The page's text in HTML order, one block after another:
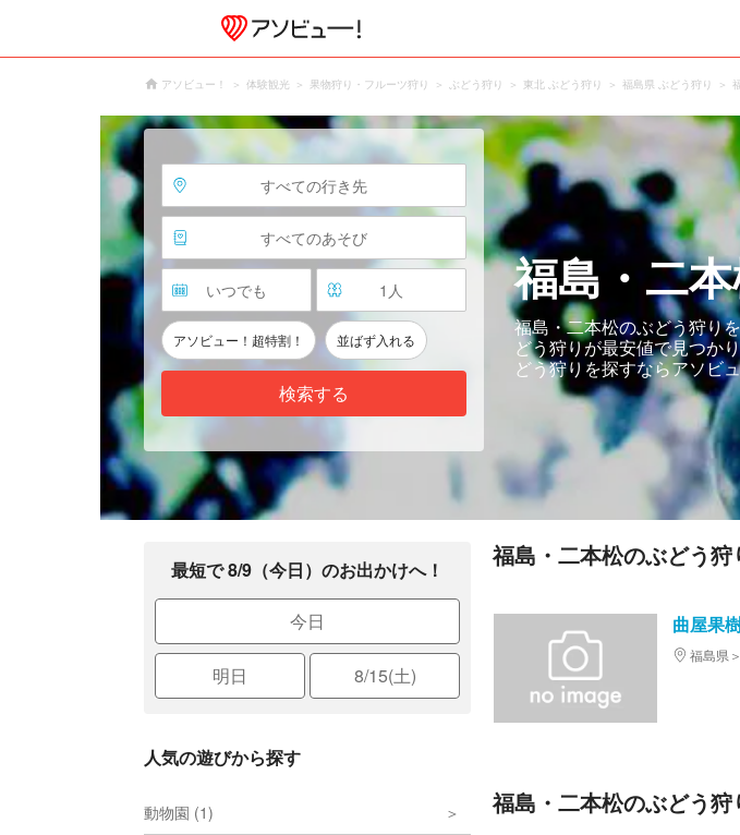
アソビュー！ 体験観光 果物狩り・フルーツ狩り ぶどう狩り 東北 ぶどう狩り 福島県 ぶどう狩り
すべての行き先
すべてのあそび
いつでも 1 人
アソビュー！超特割！ 並ばず入れる
検索する
福島・二
福島・二本松のぶどう狩り
どう狩りが最安値で見つか
どう狩りを探すならアソビ
最短で 8/9（今日）のお出かけへ！
今日
明日 8/15(土)
人気の遊びから探す
動物園 (1)
福島・二本松のぶどう
曲屋果
福島県
福島・二本松のぶどう狩